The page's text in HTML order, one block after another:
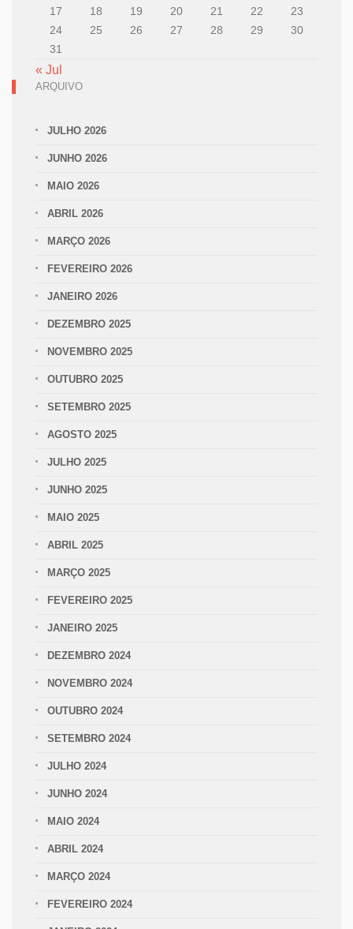
17
18 19 20 21 22
23
24
25 26 27 28 29
30
31
« Jul
ARQUIVO
JULHO 2026
JUNHO 2026
MAIO 2026
ABRIL 2026
MARÇO 2026
FEVEREIRO 2026
JANEIRO 2026
DEZEMBRO 2025
NOVEMBRO 2025
OUTUBRO 2025
SETEMBRO 2025
AGOSTO 2025
JULHO 2025
JUNHO 2025
MAIO 2025
ABRIL 2025
MARÇO 2025
FEVEREIRO 2025
JANEIRO 2025
DEZEMBRO 2024
NOVEMBRO 2024
OUTUBRO 2024
SETEMBRO 2024
JULHO 2024
JUNHO 2024
MAIO 2024
ABRIL 2024
MARÇO 2024
FEVEREIRO 2024